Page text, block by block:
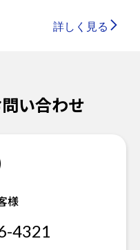
詳しく見る
い合わせ
様
4321